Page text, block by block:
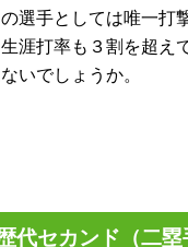
選手としては唯一打
涯打率も３割を超え
いでしょうか。
代セカンド（二